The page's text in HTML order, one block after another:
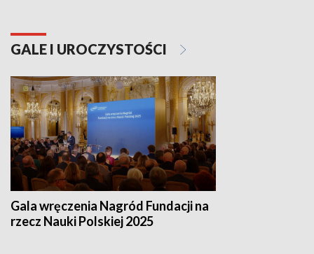
GALE I UROCZYSTOŚCI
Gala wręczenia Nagród Fundacji na
rzecz Nauki Polskiej 2025